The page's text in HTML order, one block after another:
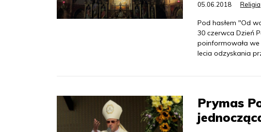
05.06.2018 Religia
Pod hasłem "Od
30 czerwca Dzień
poinformowała
lecia odzyskania
Prymas